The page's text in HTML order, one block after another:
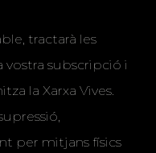
tractarà les
subscripció i
la Xarxa Vives.
per mitjans físics